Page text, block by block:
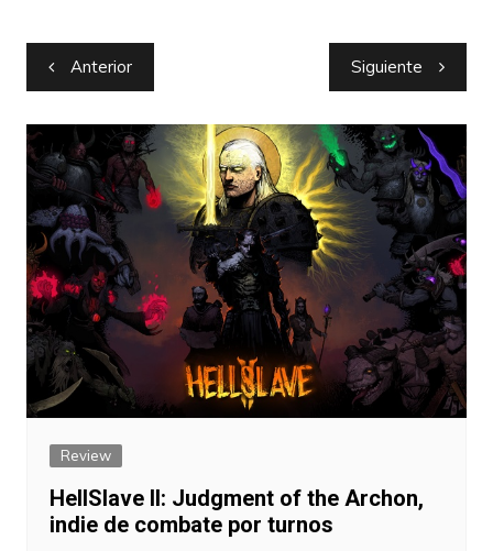
Navegación
de
entradas
Anterior Siguiente
Review
HellSlave II: Judgment of the Archon,
indie de combate por turnos